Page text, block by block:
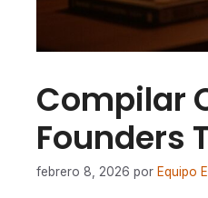
Compilar
Founders
febrero 8, 2026 por Equipo